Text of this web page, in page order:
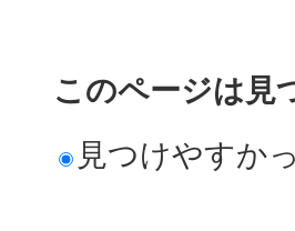
このページは見
見つけやすか